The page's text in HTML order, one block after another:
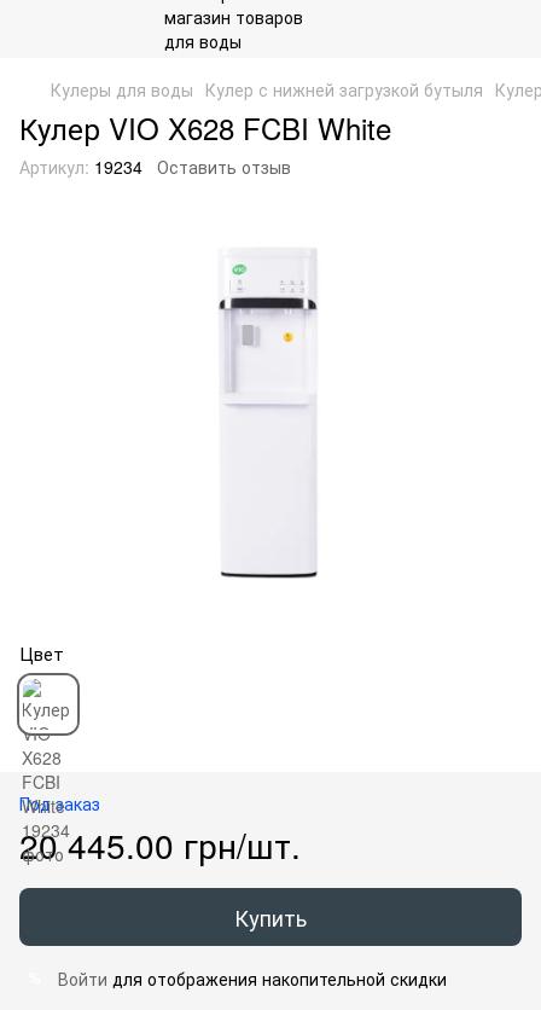
Кулеры для воды Кулер с нижней загрузкой бутыля
Кулер VIO X628 FCBI White
Артикул: 19234 Оставить отзыв
Цвет
Под заказ
20 445.00 грн/шт.
Купить
Войти для отображения накопительной скидки